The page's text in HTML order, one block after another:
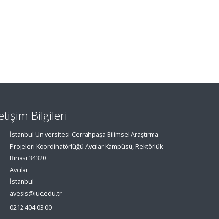
Bilgileri
İstanbul Üniversitesi-Cerrahpaşa Bilimsel Araştırma
Projeleri Koordinatörlüğü Avcılar Kampüsü, Rektörlük
Binası 34320
Avcılar
İstanbul
avesis@iuc.edu.tr
0212 404 03 00